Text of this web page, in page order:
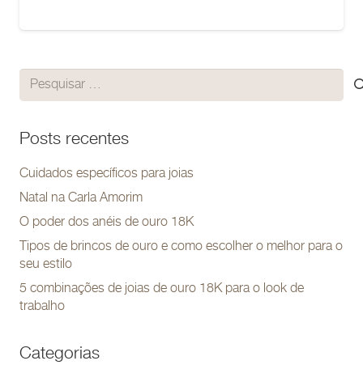
Pesquisar
por:
Posts recentes
Cuidados específicos para joias
Natal na Carla Amorim
O poder dos anéis de ouro 18K
Tipos de brincos de ouro e como escolher o melhor para o
seu estilo
5 combinações de joias de ouro 18K para o look de
trabalho
Categorias